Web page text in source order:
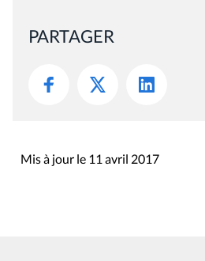
PARTAGER
Mis à jour le 11 avril 2017